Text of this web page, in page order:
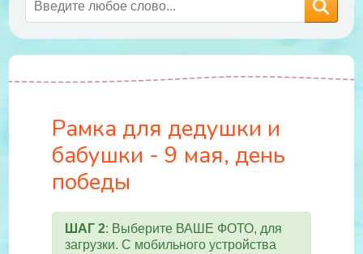
Рамка для дедушки и
бабушки - 9 мая, день
победы
ШАГ 2: Выберите ВАШЕ ФОТО, для
загрузки. С мобильного устройства